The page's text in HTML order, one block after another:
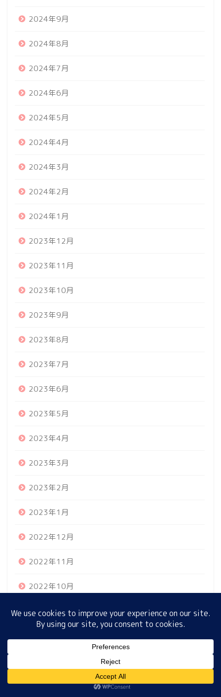
2024年9月
2024年8月
2024年7月
2024年6月
2024年5月
2024年4月
2024年3月
2024年2月
2024年1月
2023年12月
2023年11月
2023年10月
2023年9月
2023年8月
2023年7月
2023年6月
2023年5月
2023年4月
2023年3月
2023年2月
2023年1月
2022年12月
2022年11月
2022年10月
2022年9月
2022年6月 プロフィール サイトマップ